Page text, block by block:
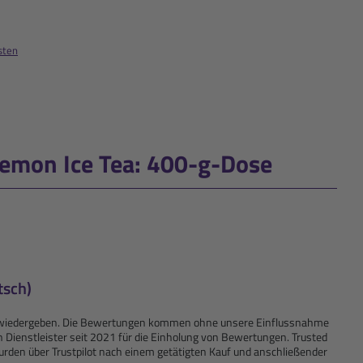
Ice Tea: 400-g-Dose
Die Bewertungen kommen ohne unsere Einflussnahme
seit 2021 für die Einholung von Bewertungen. Trusted
über Trustpilot nach einem getätigten Kauf und anschließender